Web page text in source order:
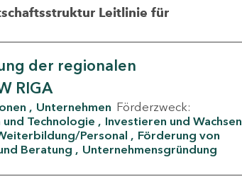
Leitlinie für
der regionalen
RIGA
Unternehmen Förderzweck:
und Technologie
Investieren und Wachsen
Personal
Förderung von
Beratung Unternehmensgründung